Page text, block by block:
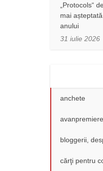
„Protocols“
mai
anului
31 iulie 2026
anchete
avanpremiere
bloggerii,
cărţi pentru